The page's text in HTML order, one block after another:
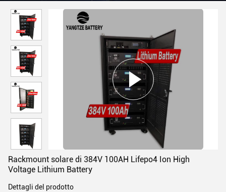
Rackmount solare di 384V 100AH Lifepo4 Ion High
Voltage Lithium Battery
Dettagli del prodotto